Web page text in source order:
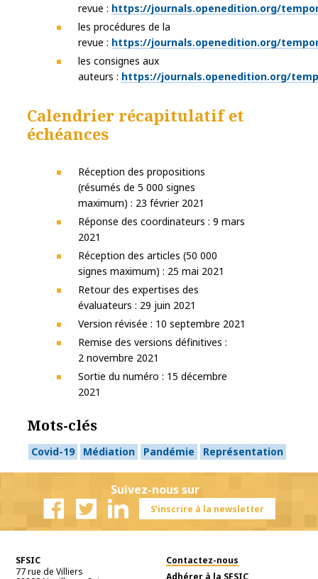
revue : https://journals.openedition.org/
les procédures de la
revue : https://journals.openedition.org/
les consignes aux
auteurs : https://journals.openedition.org/
Calendrier récapitulatif et
échéances
Réception des propositions
(résumés de 5 000 signes
maximum) : 23 février 2021
Réponse des coordinateurs : 9 mars
2021
Réception des articles (50 000
signes maximum) : 25 mai 2021
Retour des expertises des
évaluateurs : 29 juin 2021
Version révisée : 10 septembre 2021
Remise des versions définitives :
2 novembre 2021
Sortie du numéro : 15 décembre
2021
Mots-clés
Covid-19 Médiation Pandémie Représentation
Suivez-nous sur
S'inscrire à la newsletter
SFSIC
77 rue de Villiers
Contactez-nous
Adhérer à la SFSIC